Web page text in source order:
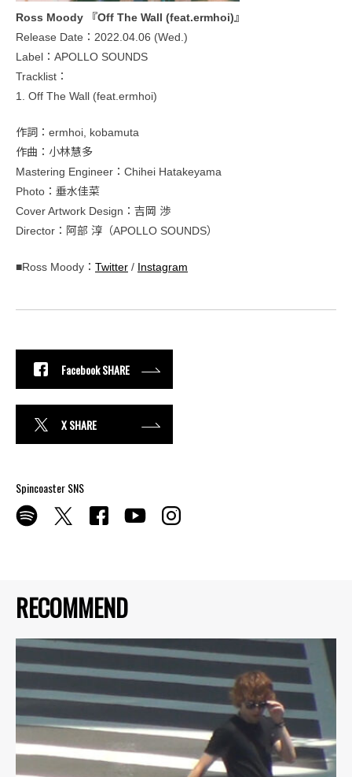
RECOMMEND
Ross Moody 『Off The Wall (feat.ermhoi)』
Release Date：2022.04.06 (Wed.)
Label：APOLLO SOUNDS
Tracklist：
1. Off The Wall (feat.ermhoi)
作詞：ermhoi, kobamuta
作曲：小林慧多
Mastering Engineer：Chihei Hatakeyama
Photo：垂水佳菜
Cover Artwork Design：吉岡 渉
Director：阿部 淳（APOLLO SOUNDS）
■Ross Moody： Twitter / Instagram
Facebook SHARE
X SHARE
Spincoaster SNS